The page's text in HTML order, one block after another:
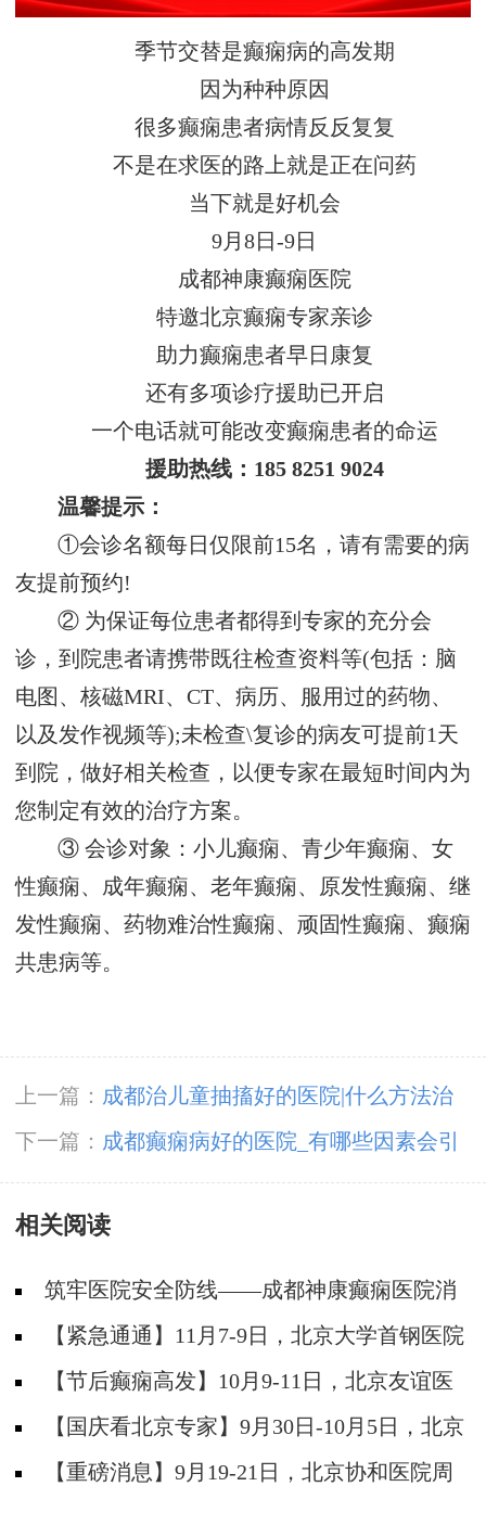
季节交替是癫痫病的高发期
因为种种原因
很多癫痫患者病情反反复复
不是在求医的路上就是正在问药
当下就是好机会
9月8日-9日
成都神康癫痫医院
特邀北京癫痫专家亲诊
助力癫痫患者早日康复
还有多项诊疗援助已开启
一个电话就可能改变癫痫患者的命运
援助热线：185 8251 9024
温馨提示：
①会诊名额每日仅限前15名，请有需要的病
友提前预约!
② 为保证每位患者都得到专家的充分会
诊，到院患者请携带既往检查资料等(包括：脑
电图、核磁MRI、CT、病历、服用过的药物、
以及发作视频等);未检查\复诊的病友可提前1天
到院，做好相关检查，以便专家在最短时间内为
您制定有效的治疗方案。
③ 会诊对象：小儿癫痫、青少年癫痫、女
性癫痫、成年癫痫、老年癫痫、原发性癫痫、继
发性癫痫、药物难治性癫痫、顽固性癫痫、癫痫
共患病等。
上一篇： 成都治儿童抽搐好的医院|什么方法治
疗儿童癫痫比较管用?
下一篇： 成都癫痫病好的医院_有哪些因素会引
起癫痫?
相关阅读
筑牢医院安全防线——成都神康癫痫医院消
防安全培训纪实
【紧急通通】11月7-9日，北京大学首钢医院
神经内科胡颖教授亲临成都会诊，破解癫痫疑难
【节后癫痫高发】10月9-11日，北京友谊医
院陈葵博士免费会诊+治疗援助，破解癫痫难
题！
【国庆看北京专家】9月30日-10月5日，北京
天坛&首钢医院两大专家蓉城亲诊+癫痫大额救
【重磅消息】9月19-21日，北京协和医院周